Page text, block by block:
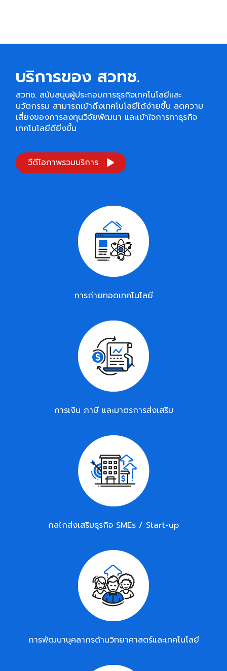
บริการของ สวทช.
สวทช. สนับสนุนผู้ประกอบการธุรกิจเทคโนโลยีและ
นวัตกรรม สามารถเข้าถึงเทคโนโลยีได้ง่ายขึ้น ลดความ
เสี่ยงของการลงทุนวิจัยพัฒนา และเข้าใจการทาธุรกิจ
เทคโนโลยีดียิ่งขึ้น
วีดีโอภาพรวมบริการ
การถ่ายทอดเทคโนโลยี
การเงิน ภาษี และมาตรการส่งเสริม
กลไกส่งเสริมธุรกิจ SMEs / Start-up
การพัฒนาบุคลากรด้านวิทยาศาสตร์และเทคโนโลยี